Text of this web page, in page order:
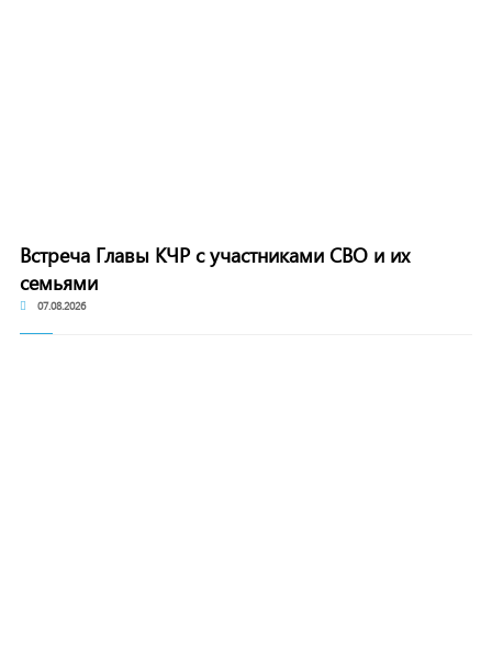
Встреча Главы КЧР с участниками СВО и их
семьями
07.08.2026